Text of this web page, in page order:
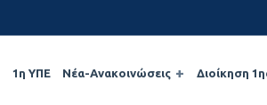
1η ΥΠΕ Νέα-Ανακοινώσεις Διοίκηση